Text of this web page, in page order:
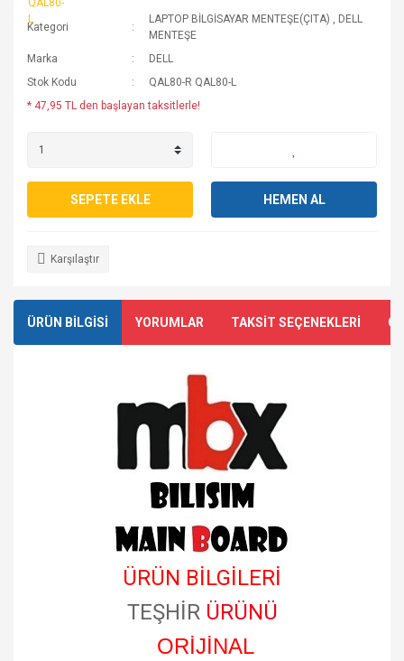
Kategori
LAPTOP BİLGİSAYAR MENTEŞE(ÇITA) , DELL
MENTEŞE
Marka
DELL
Stok Kodu
QAL80-R QAL80-L
* 47,95 TL den başlayan taksitlerle!
SEPETE EKLE HEMEN AL
Karşılaştır
ÜRÜN BİLGİSİ YORUMLAR TAKSİT SEÇENEKLERİ
ÜRÜN BİLGİLERİ
TEŞHİR ÜRÜNÜ
ORİJİNAL